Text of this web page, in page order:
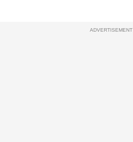
ADVERTISEMENT